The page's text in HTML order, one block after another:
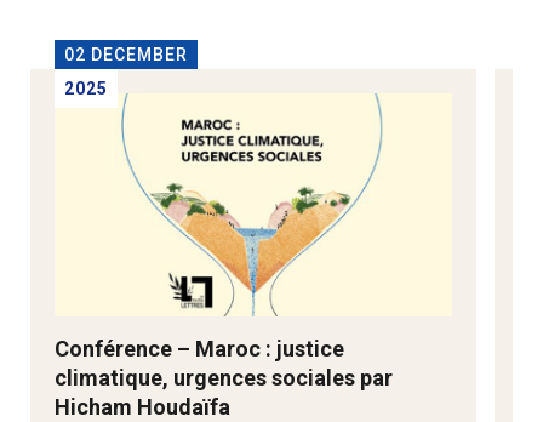
02 DECEMBER
2025
Conférence – Maroc : justice
climatique, urgences sociales par
Hicham Houdaïfa